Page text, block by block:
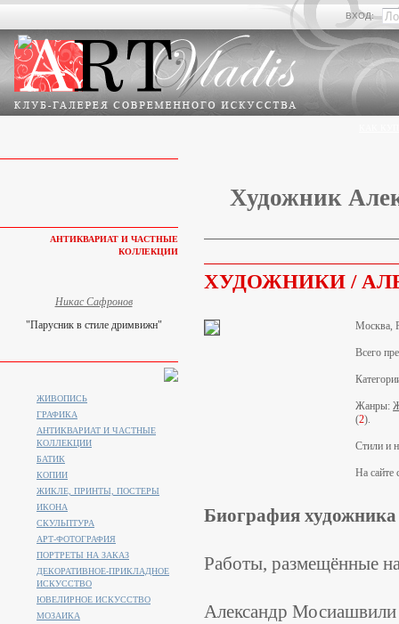
ВХОД:
Художник
ХУДОЖНИКИ /
Москва,
Всего
Жанры:
(2).
Стили и
На сайте
Биография художника
Работы, размещённые
Александр Мосиашвили
АНТИКВАРИАТ И ЧАСТНЫЕ
КОЛЛЕКЦИИ
Никас Сафронов
"Парусник в стиле дримвижн"
ЖИВОПИСЬ
ГРАФИКА
АНТИКВАРИАТ И ЧАСТНЫЕ
КОЛЛЕКЦИИ
БАТИК
КОПИИ
ЖИКЛЕ, ПРИНТЫ, ПОСТЕРЫ
ИКОНА
СКУЛЬПТУРА
АРТ-ФОТОГРАФИЯ
ПОРТРЕТЫ НА ЗАКАЗ
ДЕКОРАТИВНОЕ-ПРИКЛАДНОЕ
ИСКУССТВО
ЮВЕЛИРНОЕ ИСКУССТВО
МОЗАИКА